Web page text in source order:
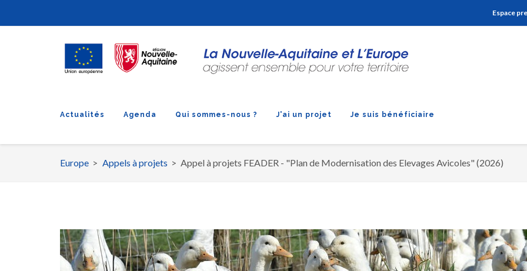
Espace
Actualités Agenda Qui sommes-nous ? J'ai un projet Je suis bénéficiaire
Fil
Europe Appels à projets Appel à projets FEADER - "Plan de Modernisation des Elevages Avicoles" (2026)